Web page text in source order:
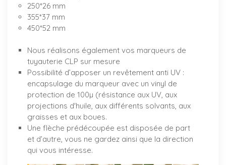
250*26 mm
355*37 mm
450*52 mm
Nous réalisons également vos marqueurs de
tuyauterie CLP sur mesure
Possibilité d’apposer un revêtement anti UV :
encapsulage du marqueur avec un vinyl de
protection de 100µ (résistance aux UV, aux
projections d'huile, aux différents solvants, aux
graisses et aux boues.
Une flèche prédécoupée est disposée de part
et d’autre, vous ne gardez ainsi que la direction
qui vous intéresse.